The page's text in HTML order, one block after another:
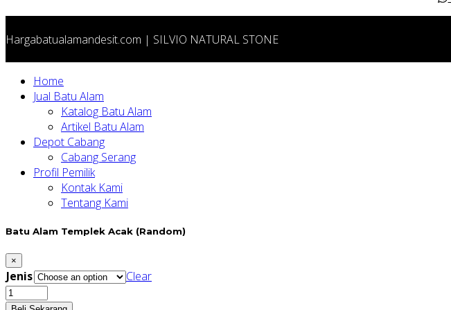
Hargabatualamandesit.com | SILVIO NATURAL STONE
Home
Jual Batu Alam
Katalog Batu Alam
Artikel Batu Alam
Depot Cabang
Cabang Serang
Profil Pemilik
Kontak Kami
Tentang Kami
Batu Alam Templek Acak (Random)
×
Jenis
Clear
Batu
Alam